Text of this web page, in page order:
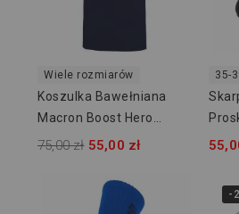
Wiele rozmiarów
Koszulka Bawełniana
Macron Boost Hero
918707
75,00 zł 55,00 zł
35-
-